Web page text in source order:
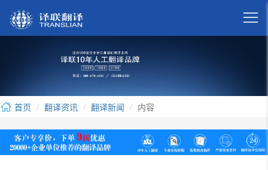

首页 翻译资讯 翻译新闻 内容